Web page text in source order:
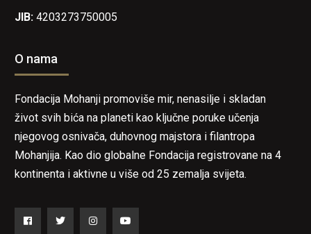
JIB: 4203273750005
O nama
Fondacija Mohanji promoviše mir, nenasilje i skladan
život svih bića na planeti kao ključne poruke učenja
njegovog osnivača, duhovnog majstora i filantropa
Mohanjija. Kao dio globalne Fondacija registrovane na 4
kontinenta i aktivne u više od 25 zemalja svijeta.